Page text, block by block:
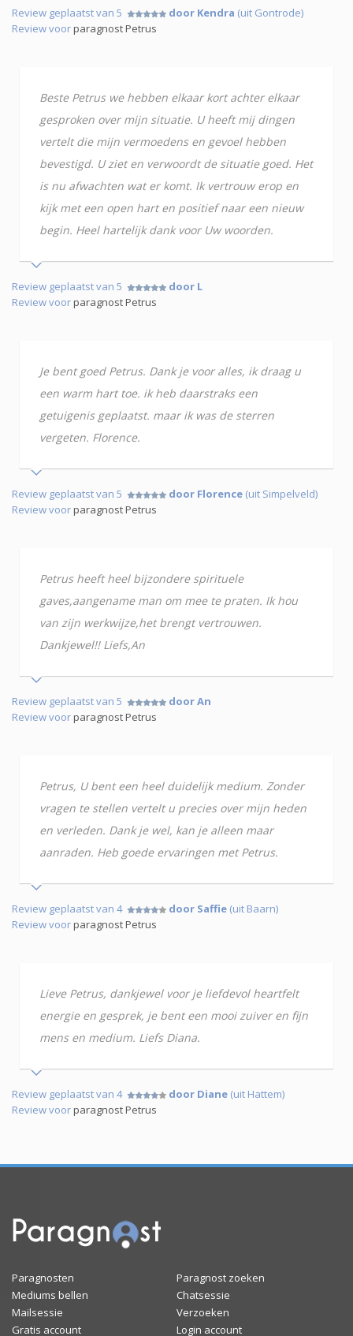
Review geplaatst van 5 door Kendra (uit Gontrode)
Review voorparagnost Petrus
Beste Petrus we hebben elkaar kort achter elkaar
gesproken over mijn situatie. U heeft mij dingen
vertelt die mijn vermoedens en gevoel hebben
bevestigd. U ziet en verwoordt de situatie goed. Het
is nu afwachten wat er komt. Ik vertrouw erop en
kijk met een open hart en positief naar een nieuw
begin. Heel hartelijk dank voor Uw woorden.
Review geplaatst van 5
door L
Review voorparagnost Petrus
Je bent goed Petrus. Dank je voor alles, ik draag u
een warm hart toe. ik heb daarstraks een
getuigenis geplaatst. maar ik was de sterren
vergeten. Florence.
Review geplaatst van 5 door Florence (uit Simpelveld)
Review voorparagnost Petrus
Petrus heeft heel bijzondere spirituele
gaves,aangename man om mee te praten. Ik hou
van zijn werkwijze,het brengt vertrouwen.
Dankjewel!! Liefs,An
Review geplaatst van 5
door An
Review voorparagnost Petrus
Petrus, U bent een heel duidelijk medium. Zonder
vragen te stellen vertelt u precies over mijn heden
en verleden. Dank je wel, kan je alleen maar
aanraden. Heb goede ervaringen met Petrus.
Review geplaatst van 4 door Saffie (uit Baarn)
Review voorparagnost Petrus
Lieve Petrus, dankjewel voor je liefdevol heartfelt
energie en gesprek, je bent een mooi zuiver en fijn
mens en medium. Liefs Diana.
Review geplaatst van 4 door Diane (uit Hattem)
Review voorparagnost Petrus
Paragnosten
Paragnost zoeken
Mediums bellen
Chatsessie
Mailsessie
Verzoeken
Gratis account
Login account